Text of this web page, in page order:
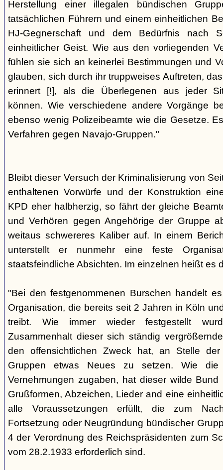
Herstellung einer illegalen bündischen
tatsächlichen Führern und einem einheitlichen
HJ-Gegnerschaft und dem Bedürfnis nach
einheitlicher Geist. Wie aus den vorliegenden
fühlen sie sich an keinerlei Bestimmungen und
glauben, sich durch ihr truppweises Auftreten,
erinnert [!], als die Überlegenen aus jeder
können. Wie verschiedene andere Vorgänge
ebenso wenig Polizeibeamte wie die Gesetze.
Verfahren gegen Navajo-Gruppen."
Bleibt dieser Versuch der Kriminalisierung von
enthaltenen Vorwürfe und der Konstruktion
KPD eher halbherzig, so fährt der gleiche
und Verhören gegen Angehörige der Gruppe
weitaus schwereres Kaliber auf. In einem
unterstellt er nunmehr eine feste
staatsfeindliche Absichten. Im einzelnen heißt es
"Bei den festgenommenen Burschen handelt
Organisation, die bereits seit 2 Jahren in Köln
treibt. Wie immer wieder festgestellt
Zusammenhalt dieser sich ständig
den offensichtlichen Zweck hat, an Stelle der
Gruppen etwas Neues zu setzen. Wie die
Vernehmungen zugaben, hat dieser wilde
Grußformen, Abzeichen, Lieder and eine
alle Voraussetzungen erfüllt, die zum
Fortsetzung oder Neugründung bündischer
4 der Verordnung des Reichspräsidenten zum
vom 28.2.1933 erforderlich sind.